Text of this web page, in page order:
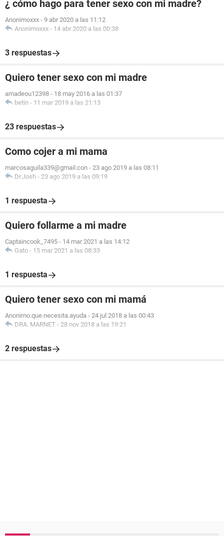
¿ cómo hago para tener sexo con mi madre?
Anonimoxxx - 9 abr 2020 a las 11:12
Anonimoxxx - 14 abr 2020 a las 00:38
3 respuestas
Quiero tener sexo con mi madre
amadeou12398 - 18 may 2016 a las 01:37
betin - 11 mar 2019 a las 21:13
23 respuestas
Como cojer a mi mama
marcosaguila339@gmail.con - 23 ago 2019 a las 08:11
Dr.Josh - 23 ago 2019 a las 09:19
1 respuesta
Quiero follarme a mi madre
Captaincook_7495 - 14 mar 2021 a las 14:12
Gato - 15 mar 2021 a las 08:33
1 respuesta
Quiero tener sexo con mi mamá
Anonimo.que.necesita.ayuda - 24 jul 2018 a las 00:43
DRA. MARNET - 28 nov 2018 a las 19:21
2 respuestas